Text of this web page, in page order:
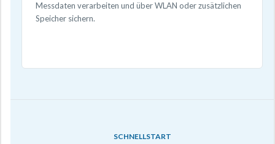
Messdaten verarbeiten und über WLAN oder zusätzlichen
Speicher sichern.
SCHNELLSTART